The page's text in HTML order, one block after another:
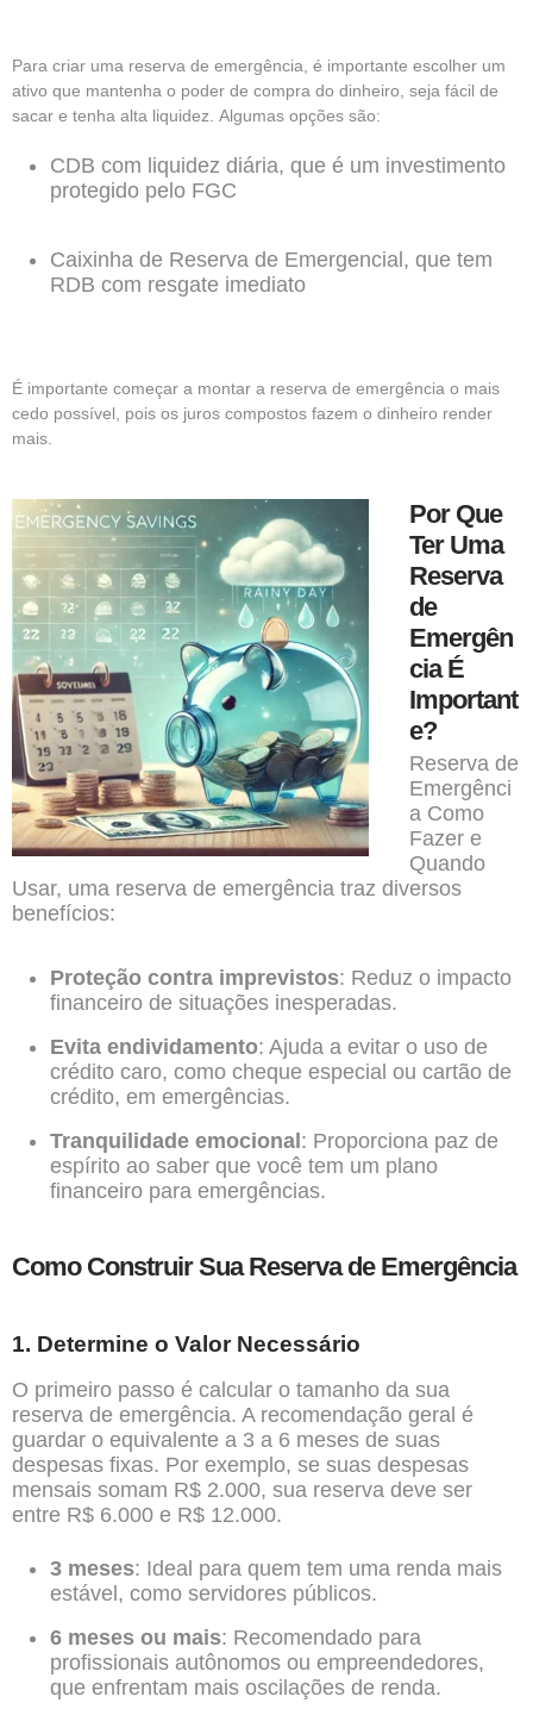
Para criar uma reserva de emergência, é importante escolher um
ativo que mantenha o poder de compra do dinheiro, seja fácil de
sacar e tenha alta liquidez. Algumas opções são:
CDB com liquidez diária, que é um investimento
protegido pelo FGC
Caixinha de Reserva de Emergencial, que tem
RDB com resgate imediato
É importante começar a montar a reserva de emergência o mais
cedo possível, pois os juros compostos fazem o dinheiro render
mais.
Por Que
Ter Uma
Reserva
de
Emergên
cia É
Important
e?
Reserva de
Emergênci
a Como
Fazer e
Quando
Usar, uma reserva de emergência traz diversos
benefícios:
Proteção contra imprevistos: Reduz o impacto
financeiro de situações inesperadas.
Evita endividamento: Ajuda a evitar o uso de
crédito caro, como cheque especial ou cartão de
crédito, em emergências.
Tranquilidade emocional : Proporciona paz de
espírito ao saber que você tem um plano
financeiro para emergências.
Como Construir Sua Reserva de Emergência
1. Determine o Valor Necessário
O primeiro passo é calcular o tamanho da sua
reserva de emergência. A recomendação geral é
guardar o equivalente a 3 a 6 meses de suas
despesas fixas. Por exemplo, se suas despesas
mensais somam R$ 2.000, sua reserva deve ser
entre R$ 6.000 e R$ 12.000.
3 meses: Ideal para quem tem uma renda mais
estável, como servidores públicos.
6 meses ou mais: Recomendado para
profissionais autônomos ou empreendedores,
que enfrentam mais oscilações de renda.